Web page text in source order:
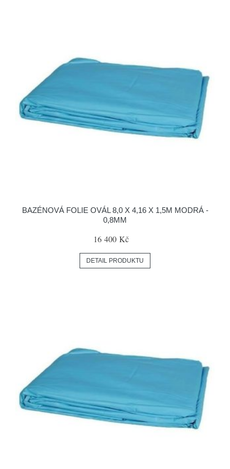
BAZÉNOVÁ FOLIE OVÁL 8,0 X 4,16 X 1,5M MODRÁ -
0,8MM
16 400 Kč
DETAIL PRODUKTU